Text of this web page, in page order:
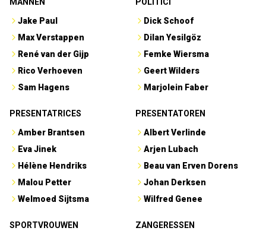
MANNEN
Jake Paul
Max Verstappen
René van der Gijp
Rico Verhoeven
Sam Hagens
POLITICI
Dick Schoof
Dilan Yesilgöz
Femke Wiersma
Geert Wilders
Marjolein Faber
PRESENTATRICES
Amber Brantsen
Eva Jinek
Hélène Hendriks
Malou Petter
Welmoed Sijtsma
PRESENTATOREN
Albert Verlinde
Arjen Lubach
Beau van Erven Dorens
Johan Derksen
Wilfred Genee
SPORTVROUWEN
ZANGERESSEN